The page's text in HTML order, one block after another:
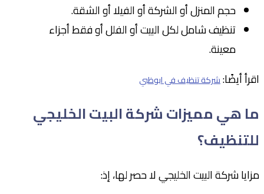
حجم المنزل أو الشركة أو الفيلا أو الشقة.
تنظيف شامل لكل البيت أو الفلل أو فقط أجزاء
معينة.
اقرأ أيضًا:شركة تنظيف في ابوظبي
ما هي مميزات شركة البيت الخليجي
للتنظيف؟
مزايا شركة البيت الخليجي لا حصر لها، إذ: